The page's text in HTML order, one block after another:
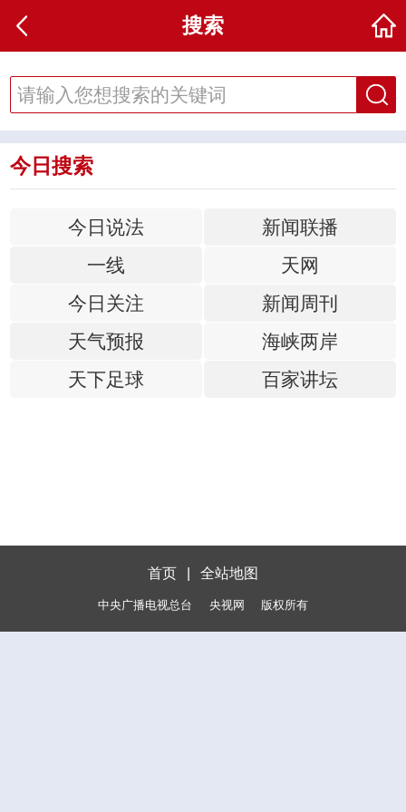
搜索
今日搜索
今日说法
新闻联播
一线
天网
今日关注
新闻周刊
天气预报
海峡两岸
天下足球
百家讲坛
首页 全站地图
中央广播电视总台 央视网 版权所有